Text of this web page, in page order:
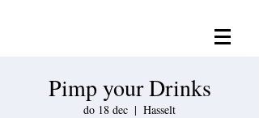
Pimp your Drinks
do 18 dec
  |
Hasselt